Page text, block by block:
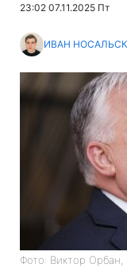
23:02 07.11.2025 Пт
ИВАН
Фото: Виктор